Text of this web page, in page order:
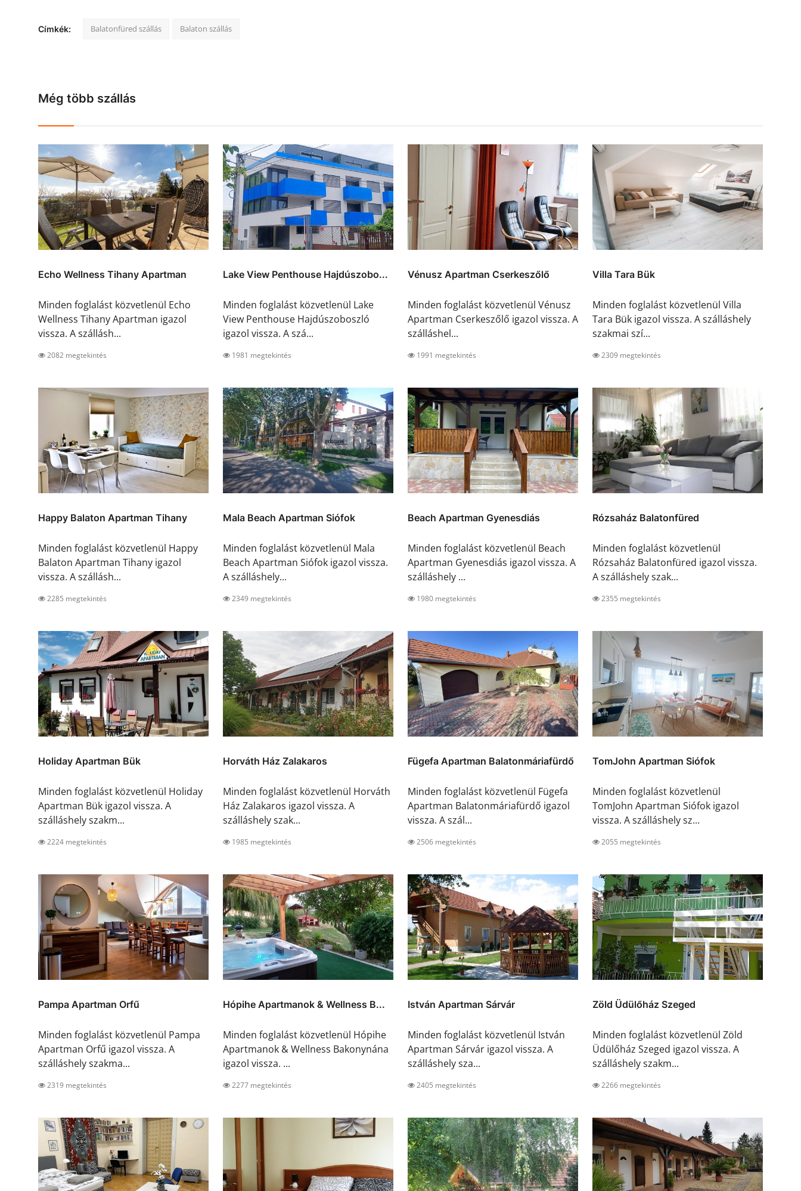
Címkék: Balatonfüred szállás Balaton szállás
Még több szállás
Echo Wellness Tihany Apartman
Minden foglalást közvetlenül Echo
Wellness Tihany Apartman igazol
vissza. A szállásh...
2082 megtekintés
Lake View Penthouse Hajdúszobo...
Minden foglalást közvetlenül Lake
View Penthouse Hajdúszoboszló
igazol vissza. A szá...
1981 megtekintés
Vénusz Apartman Cserkeszőlő
Minden foglalást közvetlenül Vénusz
Apartman Cserkeszőlő igazol vissza. A
szálláshel...
1991 megtekintés
Villa Tara Bük
Minden foglalást közvetlenül Villa
Tara Bük igazol vissza. A szálláshely
szakmai szí...
2309 megtekintés
Happy Balaton Apartman Tihany
Minden foglalást közvetlenül Happy
Balaton Apartman Tihany igazol
vissza. A szállásh...
2285 megtekintés
Mala Beach Apartman Siófok
Minden foglalást közvetlenül Mala
Beach Apartman Siófok igazol vissza.
A szálláshely...
2349 megtekintés
Beach Apartman Gyenesdiás
Minden foglalást közvetlenül Beach
Apartman Gyenesdiás igazol vissza. A
szálláshely ...
1980 megtekintés
Rózsaház Balatonfüred
Minden foglalást közvetlenül
Rózsaház Balatonfüred igazol vissza.
A szálláshely szak...
2355 megtekintés
Holiday Apartman Bük
Minden foglalást közvetlenül Holiday
Apartman Bük igazol vissza. A
szálláshely szakm...
2224 megtekintés
Horváth Ház Zalakaros
Minden foglalást közvetlenül Horváth
Ház Zalakaros igazol vissza. A
szálláshely szak...
1985 megtekintés
Fügefa Apartman Balatonmáriafürdő
Minden foglalást közvetlenül Fügefa
Apartman Balatonmáriafürdő igazol
vissza. A szál...
2506 megtekintés
TomJohn Apartman Siófok
Minden foglalást közvetlenül
TomJohn Apartman Siófok igazol
vissza. A szálláshely sz...
2055 megtekintés
Pampa Apartman Orfű
Minden foglalást közvetlenül Pampa
Apartman Orfű igazol vissza. A
szálláshely szakma...
2319 megtekintés
Hópihe Apartmanok & Wellness B...
Minden foglalást közvetlenül Hópihe
Apartmanok & Wellness Bakonynána
igazol vissza. ...
2277 megtekintés
István Apartman Sárvár
Minden foglalást közvetlenül István
Apartman Sárvár igazol vissza. A
szálláshely sza...
2405 megtekintés
Zöld Üdülőház Szeged
Minden foglalást közvetlenül Zöld
Üdülőház Szeged igazol vissza. A
szálláshely szakm...
2266 megtekintés